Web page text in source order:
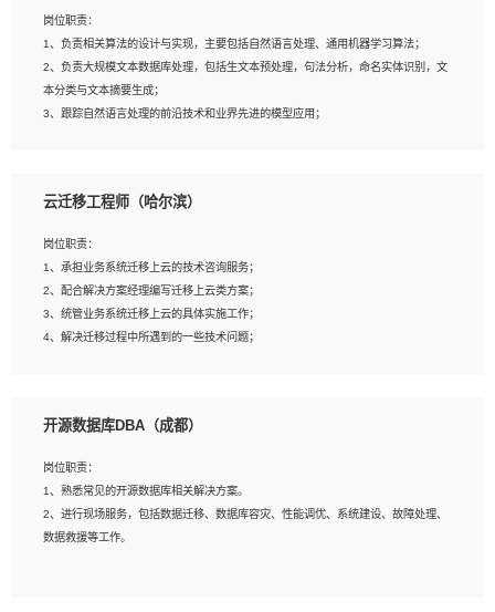
3、熟悉数据库开发，熟悉Mysql、Oracle、MongoDb数据库应用开发其中一种；
4、熟悉Python Wed框架（Django/Flask...）代码能力优秀，熟悉编码规范和具备
良好的文档编写能力）；
5、沟通表达能力强，具备团队协作能力。
岗位职责：
1、负责相关算法的设计与实现，主要包括自然语言处理、通用机器学习算法；
2、负责大规模文本数据库处理，包括生文本预处理，句法分析，命名实体识别，文
本分类与文本摘要生成；
3、跟踪自然语言处理的前沿技术和业界先进的模型应用；
岗位要求：
2、熟悉tensorflow，keras，pytorch等常规深度学习框架，快速根据客户需求实现
有效的模型；
3、熟悉掌握至少一种编程语言，如：Python，Java；
4、 熟悉NLP相关算法与实现；
5、至少有一次及以上问答系统的项目实践，熟悉问答系统全流程开发者优先；
云迁移工程师（哈尔滨）
岗位职责：
1、承担业务系统迁移上云的技术咨询服务；
2、配合解决方案经理编写迁移上云类方案；
3、统管业务系统迁移上云的具体实施工作；
4、解决迁移过程中所遇到的一些技术问题；
1、专科及以上学历，三年以上工作经验，计算机等相关专业；
3、熟悉常见操作系统、存储、网络、 IO 等相关原理；
4、具有迁移工具实操经验，具备P2V、V2V迁移能力；
5、熟练华为、VMware虚拟化、云计算及云存储技术；
6、熟悉主流数据库、应用服务器、中间件部署架构和运维方法；
开源数据库DBA（成都）
岗位职责：
1、熟悉常见的开源数据库相关解决方案。
2、进行现场服务，包括数据迁移、数据库容灾、性能调优、系统建设、故障处理、
数据救援等工作。